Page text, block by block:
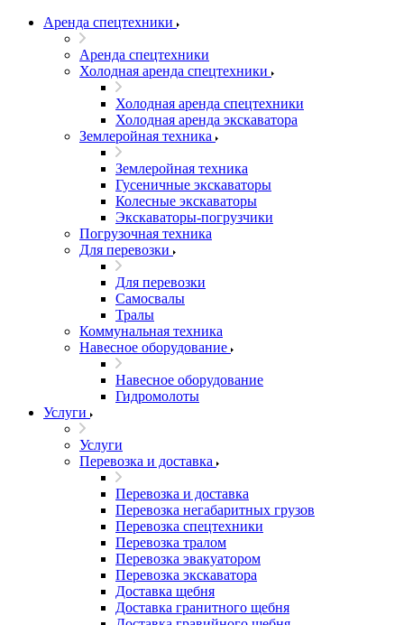
Аренда спецтехники
Аренда спецтехники
Холодная аренда спецтехники
Холодная аренда спецтехники
Холодная аренда экскаватора
Землеройная техника
Землеройная техника
Гусеничные экскаваторы
Колесные экскаваторы
Экскаваторы-погрузчики
Погрузочная техника
Для перевозки
Для перевозки
Самосвалы
Тралы
Коммунальная техника
Навесное оборудование
Навесное оборудование
Гидромолоты
Услуги
Услуги
Перевозка и доставка
Перевозка и доставка
Перевозка негабаритных грузов
Перевозка спецтехники
Перевозка тралом
Перевозка эвакуатором
Перевозка экскаватора
Доставка щебня
Доставка гранитного щебня